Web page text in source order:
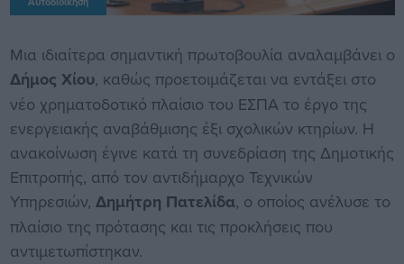
Μια ιδιαίτερα σημαντική πρωτοβουλία αναλαμβάνει ο
Δήμος Χίου, καθώς προετοιμάζεται να εντάξει στο
νέο χρηματοδοτικό πλαίσιο του ΕΣΠΑ το έργο της
ενεργειακής αναβάθμισης έξι σχολικών κτηρίων. Η
ανακοίνωση έγινε κατά τη συνεδρίαση της Δημοτικής
Επιτροπής, από τον αντιδήμαρχο Τεχνικών
Υπηρεσιών, Δημήτρη Πατελίδα, ο οποίος ανέλυσε το
πλαίσιο της πρότασης και τις προκλήσεις που
αντιμετωπίστηκαν.